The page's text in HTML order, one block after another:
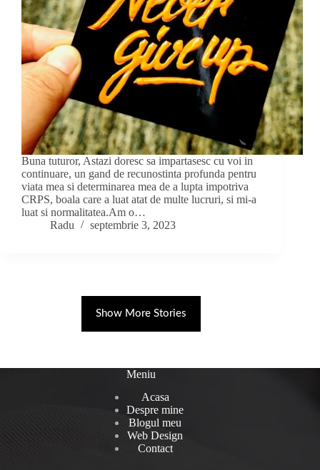
Buna tuturor, Astazi doresc sa impartasesc cu voi in
continuare, un gand de recunostinta profunda pentru
viata mea si determinarea mea de a lupta impotriva
CRPS, boala care a luat atat de multe lucruri, si mi-a
luat si normalitatea.Am o…
Radu
septembrie 3, 2023
Show More Stories
Meniu
Acasa
Despre mine
Blogul meu
Web Design
Contact